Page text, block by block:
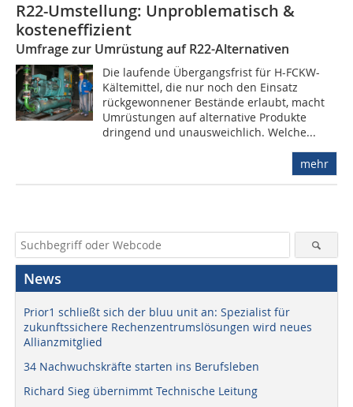
R22-Umstellung: Unproblematisch &
kosteneffizient
Umfrage zur Umrüstung auf R22-Alternativen
Die laufende Übergangsfrist für H-FCKW-
Kältemittel, die nur noch den Einsatz
rückgewonnener Bestände erlaubt, macht
Umrüstungen auf alternative Produkte
dringend und unausweichlich. Welche...
mehr
News
Prior1 schließt sich der bluu unit an: Spezialist für
zukunftssichere Rechenzentrumslösungen wird neues
Allianzmitglied
34 Nachwuchskräfte starten ins Berufsleben
Richard Sieg übernimmt Technische Leitung